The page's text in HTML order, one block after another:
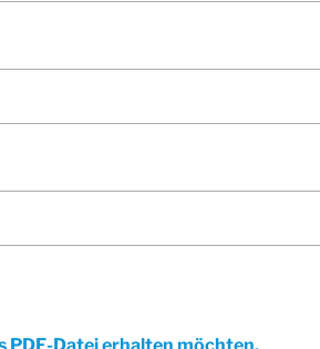
PDF-Datei erhalten möchten.